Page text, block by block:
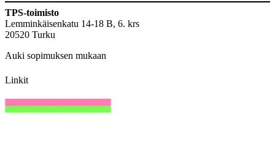
TPS-toimisto
Lemminkäisenkatu 14-18 B, 6. krs
20520 Turku
Auki sopimuksen mukaan
Linkit